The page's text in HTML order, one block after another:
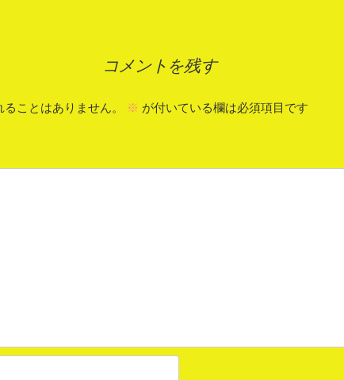
コメントを残す
ことはありません。 ※ が付いている欄は必須項目です